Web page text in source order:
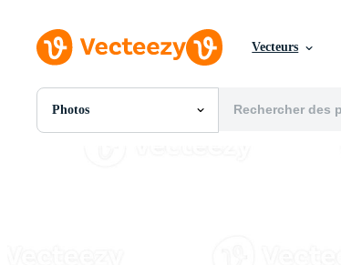
Vecteurs
Photos
Toutes Images